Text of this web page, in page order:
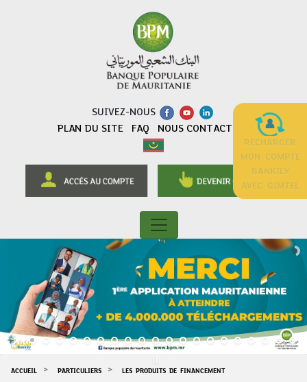
SUIVEZ-NOUS
PLAN DU SITE
FAQ NOUS CONTACTER
ACCUEIL PARTICULIERS
LES PRODUITS DE FINANCEMENT
RECHARGER
MON COMPTE
BANKILY
AVEC GIMTEL